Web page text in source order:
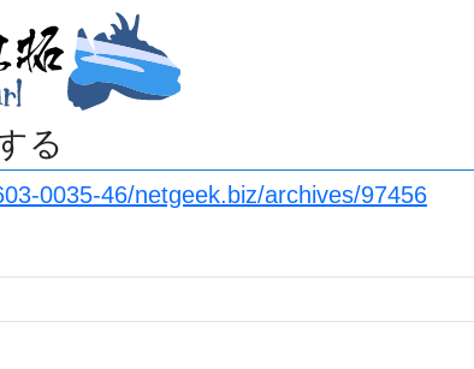
る
0035-46/netgeek.biz/archives/97456